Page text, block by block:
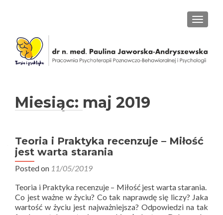
Miesiąc: maj 2019
Teoria i Praktyka recenzuje – Miłość
jest warta starania
Posted on 11/05/2019
Teoria i Praktyka recenzuje – Miłość jest warta starania.
Co jest ważne w życiu? Co tak naprawdę się liczy? Jaka
wartość w życiu jest najważniejsza? Odpowiedzi na tak